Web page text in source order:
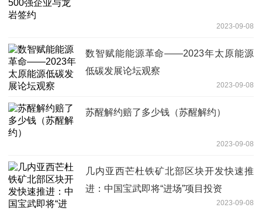
2023-09-08
数智赋能能源革命——2023年太原能源
低碳发展论坛观察
2023-09-08
苏醒解约赔了多少钱（苏醒解约）
2023-09-08
几内亚西芒杜铁矿北部区块开发快速推
进：中国宝武即将“进场”项目投资
2023-09-08